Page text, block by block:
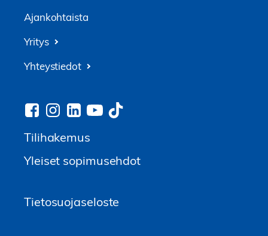
Ajankohtaista
Yritys
Yhteystiedot
Tilihakemus
Yleiset sopimusehdot
Tietosuojaseloste